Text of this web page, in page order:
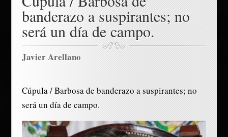
banderazo a suspirantes; no
será un día de campo.
Javier Arellano
Cúpula / Barbosa de banderazo a suspirantes; no
será un día de campo.